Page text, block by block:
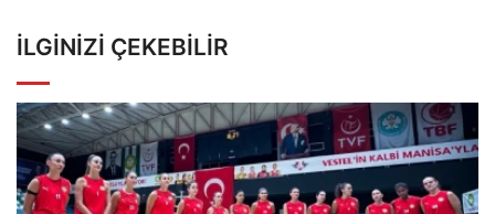
İLGINIZI ÇEKEBILIR